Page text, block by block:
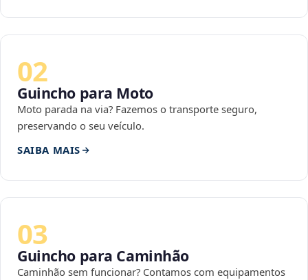
02
Guincho para Moto
Moto parada na via? Fazemos o transporte seguro,
preservando o seu veículo.
SAIBA MAIS
03
Guincho para Caminhão
Caminhão sem funcionar? Contamos com equipamentos